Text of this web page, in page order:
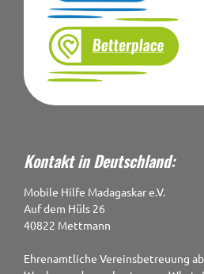
Kontakt in Deutschland:
Mobile Hilfe Madagaskar e.V.
Auf dem Hüls 26
40822 Mettmann
Ehrenamtliche Vereinsbetreuung